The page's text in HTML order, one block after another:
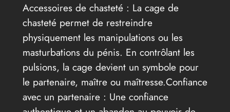
Accessoires de chasteté : La cage de
chasteté permet de restreindre
physiquement les manipulations ou les
masturbations du pénis. En contrôlant les
pulsions, la cage devient un symbole pour
le partenaire, maître ou maîtresse.Confiance
avec un partenaire : Une confiance